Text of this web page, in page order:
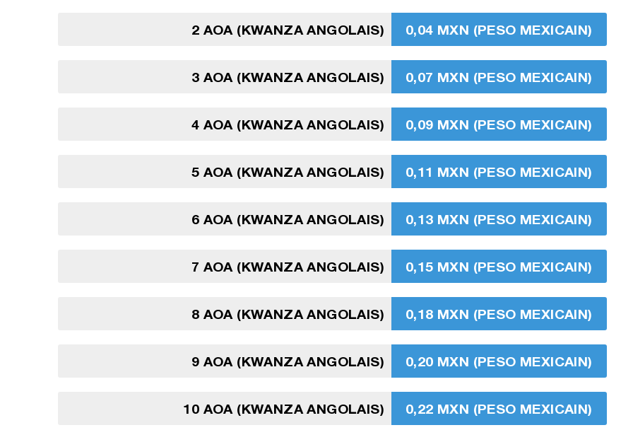
2 AOA (KWANZA ANGOLAIS) 0,04 MXN (PESO MEXICAIN)
3 AOA (KWANZA ANGOLAIS) 0,07 MXN (PESO MEXICAIN)
4 AOA (KWANZA ANGOLAIS) 0,09 MXN (PESO MEXICAIN)
5 AOA (KWANZA ANGOLAIS) 0,11 MXN (PESO MEXICAIN)
6 AOA (KWANZA ANGOLAIS) 0,13 MXN (PESO MEXICAIN)
7 AOA (KWANZA ANGOLAIS) 0,15 MXN (PESO MEXICAIN)
8 AOA (KWANZA ANGOLAIS) 0,18 MXN (PESO MEXICAIN)
9 AOA (KWANZA ANGOLAIS) 0,20 MXN (PESO MEXICAIN)
10 AOA (KWANZA ANGOLAIS) 0,22 MXN (PESO MEXICAIN)